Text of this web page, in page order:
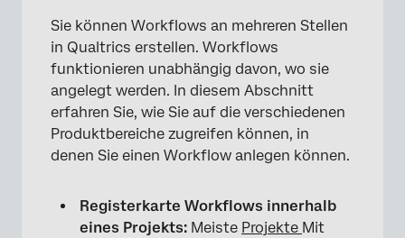
×
Sie können Workflows an mehreren Stellen
in Qualtrics erstellen. Workflows
funktionieren unabhängig davon, wo sie
angelegt werden. In diesem Abschnitt
erfahren Sie, wie Sie auf die verschiedenen
Produktbereiche zugreifen können, in
denen Sie einen Workflow anlegen können.
Registerkarte Workflows innerhalb
eines Projekts: Meiste Projekte Mit